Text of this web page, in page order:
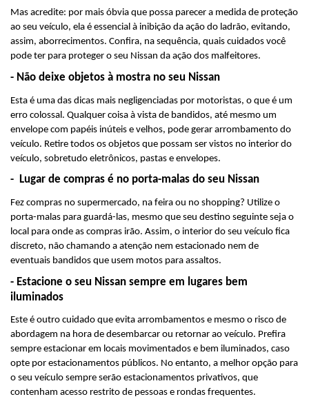
Mas acredite: por mais óbvia que possa parecer a medida de proteção
ao seu veículo, ela é essencial à inibição da ação do ladrão, evitando,
assim, aborrecimentos. Confira, na sequência, quais cuidados você
pode ter para proteger o seu Nissan da ação dos malfeitores.
- Não deixe objetos à mostra no seu Nissan
Esta é uma das dicas mais negligenciadas por motoristas, o que é um
erro colossal. Qualquer coisa à vista de bandidos, até mesmo um
envelope com papéis inúteis e velhos, pode gerar arrombamento do
veículo. Retire todos os objetos que possam ser vistos no interior do
veículo, sobretudo eletrônicos, pastas e envelopes.
-  Lugar de compras é no porta-malas do seu Nissan
Fez compras no supermercado, na feira ou no shopping? Utilize o
porta-malas para guardá-las, mesmo que seu destino seguinte seja o
local para onde as compras irão. Assim, o interior do seu veículo fica
discreto, não chamando a atenção nem estacionado nem de
eventuais bandidos que usem motos para assaltos.
- Estacione o seu Nissan sempre em lugares bem
iluminados
Este é outro cuidado que evita arrombamentos e mesmo o risco de
abordagem na hora de desembarcar ou retornar ao veículo. Prefira
sempre estacionar em locais movimentados e bem iluminados, caso
opte por estacionamentos públicos. No entanto, a melhor opção para
o seu veículo sempre serão estacionamentos privativos, que
contenham acesso restrito de pessoas e rondas frequentes.